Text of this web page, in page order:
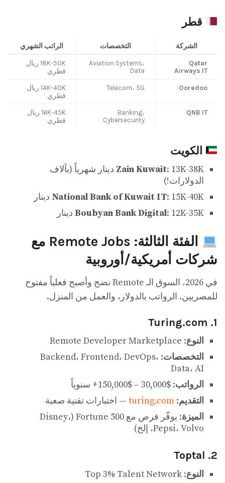
قطر
الشركة التخصصات الراتب الشهري
Qatar
Airways IT
Aviation Systems،
Data
18K-50K ريال
قطري
Ooredoo Telecom، 5G
14K-40K ريال
قطري
QNB IT
Banking،
Cybersecurity
16K-45K ريال
قطري
الكويت
Zain Kuwait : 13K-38K دينار شهرياً (بآلاف
الدولارات!)
National Bank of Kuwait IT: 15K-40K دينار
Boubyan Bank Digital: 12K-35K دينار
الفئة الثالثة: Remote Jobs مع
شركات أمريكية/أوروبية
في 2026، السوق الـ Remote نضج وأصبح فعلياً مفتوح
للمصريين. الرواتب بالدولار، والعمل من المنزل.
1. Turing.com
النوع: Remote Developer Marketplace
التخصصات : Backend، Frontend، DevOps،
Data، AI
الرواتب: $30,000 – $150,000+ سنوياً
التقديم:
turing.com — اختبارات تقنية صعبة
الميزة
: يوفّر فرص مع Fortune 500 (Disney،
Pepsi، Volvo، إلخ)
2. Toptal
النوع: Top 3% Talent Network